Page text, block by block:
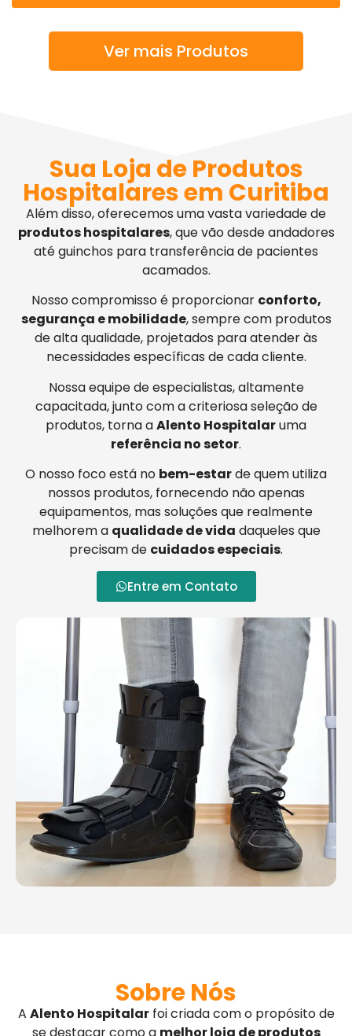
Ver mais Produtos
Sua Loja de Produtos
Hospitalares em Curitiba
Além disso, oferecemos uma vasta variedade de
produtos hospitalares, que vão desde andadores
até guinchos para transferência de pacientes
acamados.
Nosso compromisso é proporcionar conforto,
segurança e mobilidade, sempre com produtos
de alta qualidade, projetados para atender às
necessidades específicas de cada cliente.
Nossa equipe de especialistas, altamente
capacitada, junto com a criteriosa seleção de
produtos, torna aAlento Hospitalaruma
referência no setor.
O nosso foco está no bem-estarde quem utiliza
nossos produtos, fornecendo não apenas
equipamentos, mas soluções que realmente
melhorem a qualidade de vida daqueles que
precisam de cuidados especiais.
Entre em Contato
Sobre Nós
A Alento Hospitalarfoi criada com o propósito de